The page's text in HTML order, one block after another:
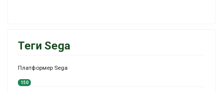
Теги Sega
Платформер Sega
150